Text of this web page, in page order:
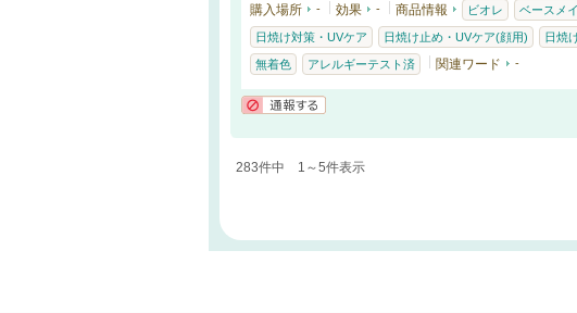
購入場所 - 効果 - 商品情報 ビオレ ベースメ
日焼け対策・UVケア 日焼け止め・UVケア(顔用) 日焼
無着色 アレルギーテスト済 関連ワード -
283件中 1～5件表示